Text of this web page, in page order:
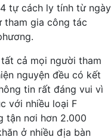
tự cách ly tính từ ngày
tham gia công tác
cả mọi người tham
nguyện đều có kết
tin rất đáng vui vì
với nhiều loại F
tận nơi hơn 2.000
ở nhiều địa bàn